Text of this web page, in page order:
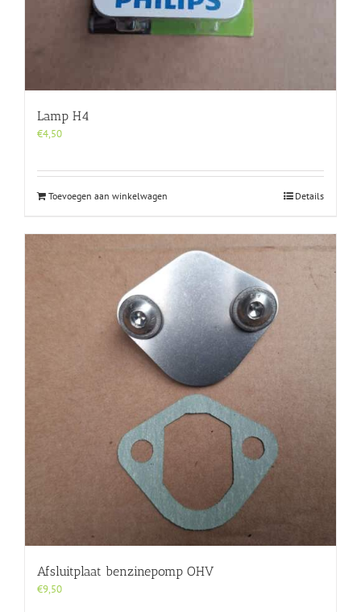
Lamp H4
€4,50
Toevoegen aan winkelwagen Details
Afsluitplaat benzinepomp OHV
€9,50